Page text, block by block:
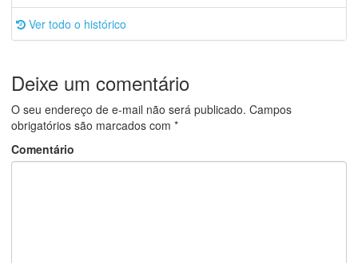
Ver todo o histórico
Deixe um comentário
O seu endereço de e-mail não será publicado. Campos
obrigatórios são marcados com *
Comentário